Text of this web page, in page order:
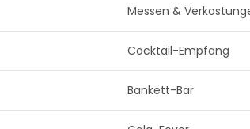
Messen &
Cocktail-Empfang
Bankett-Bar